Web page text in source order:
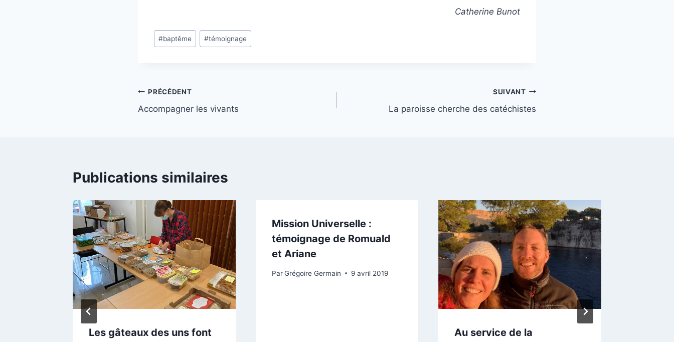
Catherine Bunot
Étiquettes
de
#baptême #témoignage
Navigation
de
PRÉCÉDENT
Accompagner les vivants
SUIVANT
La paroisse cherche des catéchistes
Publications similaires
Les gâteaux des uns font
Mission Universelle :
témoignage de Romuald
et Ariane
Par Grégoire Germain 9 avril 2019
Au service de la